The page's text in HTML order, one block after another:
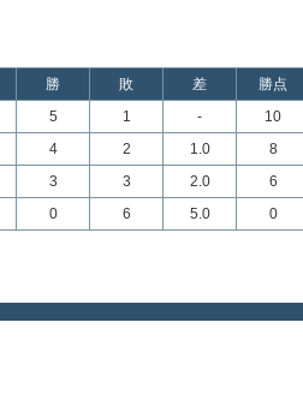
勝 敗 差 勝点
5 1 - 10
4 2 1.0 8
3 3 2.0 6
0 6 5.0 0